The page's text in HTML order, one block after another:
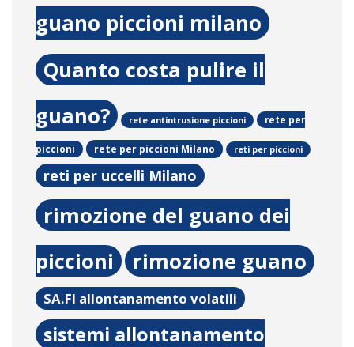
guano piccioni milano
Quanto costa pulire il
guano?
rete antintrusione piccioni rete per
piccioni rete per piccioni Milano reti per piccioni
reti per uccelli Milano
rimozione del guano dei
piccioni
rimozione guano
SA.FI allontanamento volatili
sistemi allontanamento